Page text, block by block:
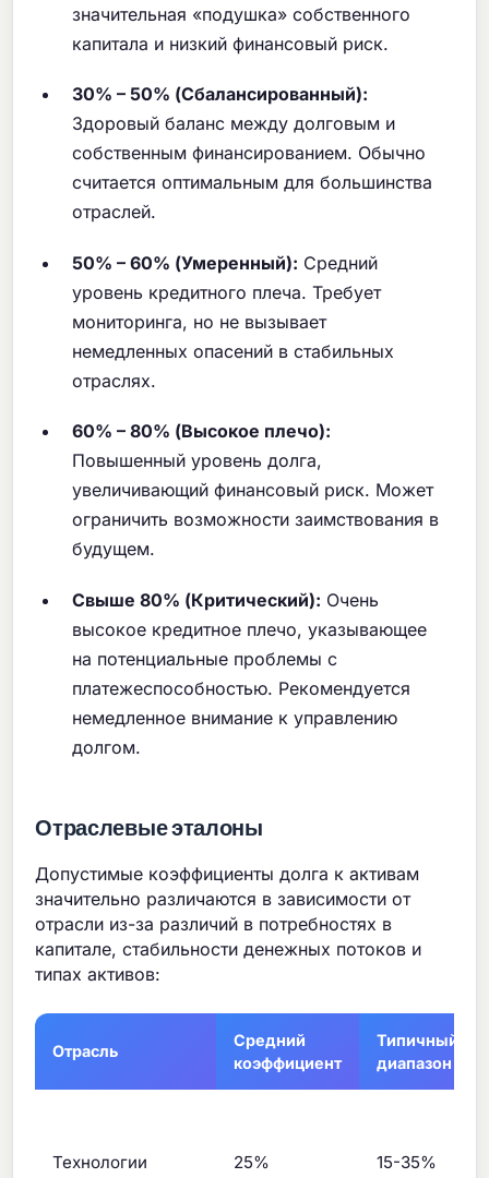
значительная «подушка» собственного
капитала и низкий финансовый риск.
30% – 50% (Сбалансированный):
Здоровый баланс между долговым и
собственным финансированием. Обычно
считается оптимальным для большинства
отраслей.
50% – 60% (Умеренный): Средний
уровень кредитного плеча. Требует
мониторинга, но не вызывает
немедленных опасений в стабильных
отраслях.
60% – 80% (Высокое плечо):
Повышенный уровень долга,
увеличивающий финансовый риск. Может
ограничить возможности заимствования в
будущем.
Свыше 80% (Критический): Очень
высокое кредитное плечо, указывающее
на потенциальные проблемы с
платежеспособностью. Рекомендуется
немедленное внимание к управлению
долгом.
Отраслевые эталоны
Допустимые коэффициенты долга к активам
значительно различаются в зависимости от
отрасли из-за различий в потребностях в
капитале, стабильности денежных потоков и
типах активов:
Отрасль
Средний
коэффициент
Типичный
диапазон
Технологии 25% 15-35%